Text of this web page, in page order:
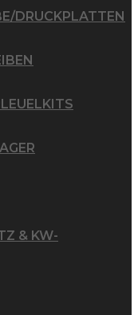
DRUCKPLATTEN
& KW-